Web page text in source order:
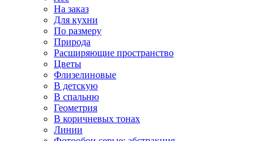
На заказ
Для кухни
По размеру
Природа
Расширяющие пространство
Цветы
Флизелиновые
В детскую
В спальню
Геометрия
В коричневых тонах
Линии